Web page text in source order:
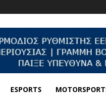
ESPORTS